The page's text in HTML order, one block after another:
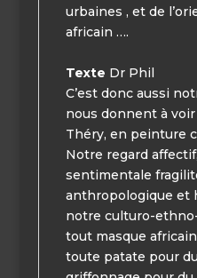
urbaines , et de
africain ….
Texte Dr Phil
C’est donc aussi
nous donnent à
Théry, en peinture
Notre regard
sentimentale
anthropologique et
notre culturo-
tout masque
toute patate pour